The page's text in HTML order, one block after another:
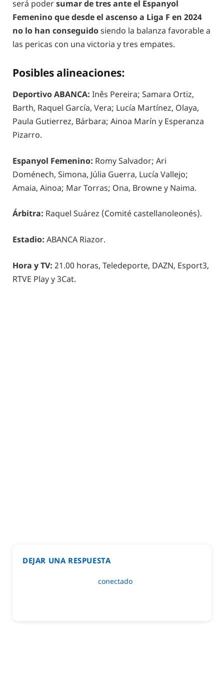
será podersumar de tres ante el Espanyol
Femenino que desde el ascenso a Liga F en 2024
no lo han conseguidosiendo la balanza favorable a
las pericas con una victoria y tres empates.
Posibles alineaciones:
Deportivo ABANCA: Inês Pereira; Samara Ortiz,
Barth, Raquel García, Vera; Lucía Martínez, Olaya,
Paula Gutierrez, Bárbara; Ainoa Marín y Esperanza
Pizarro.
Espanyol Femenino: Romy Salvador; Ari
Doménech, Simona, Júlia Guerra, Lucía Vallejo;
Amaia, Ainoa; Mar Torras; Ona, Browne y Naima.
Árbitra: Raquel Suárez (Comité castellanoleonés).
Estadio: ABANCA Riazor.
Hora y TV: 21.00 horas, Teledeporte, DAZN, Esport3,
RTVE Play y 3Cat.
DEJAR UNA RESPUESTA
conectado